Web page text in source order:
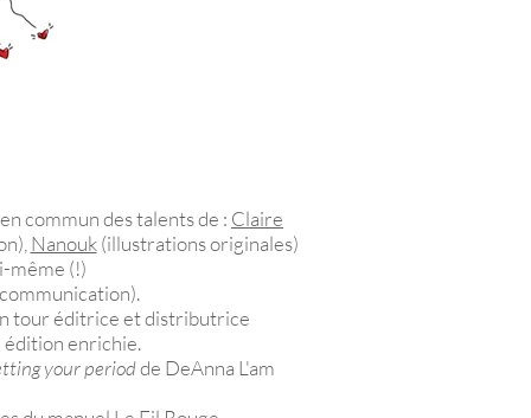
commun des talents de : Claire
Nanouk(illustrations originales)
même (!)
tour éditrice et distributrice
édition enrichie.
your periodde DeAnna L'am